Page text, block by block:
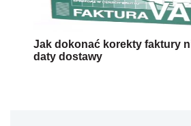
Jak dokonać korekty faktury
daty dostawy